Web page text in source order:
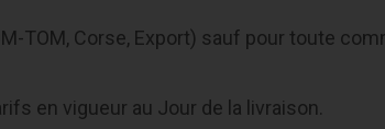
TOM, Corse, Export) sauf pour toute
en vigueur au Jour de la livraison.